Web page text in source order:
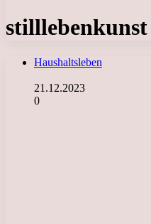
stilllebenkunst
Haushaltsleben
21.12.2023
0